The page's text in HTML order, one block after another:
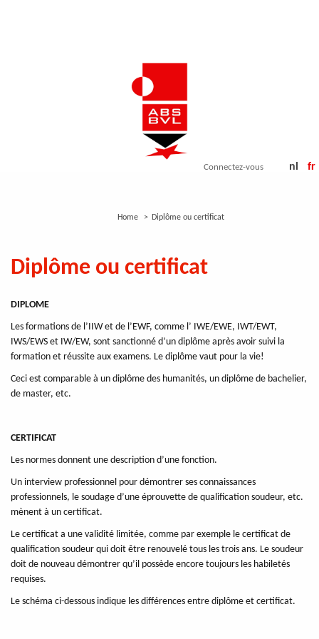
Connectez-vous nl fr
Home Diplôme ou certificat
Diplôme ou certificat
DIPLOME
Les formations de l’IIW et de l’EWF, comme l’ IWE/EWE, IWT/EWT,
IWS/EWS et IW/EW, sont sanctionné d’un diplôme après avoir suivi la
formation et réussite aux examens. Le diplôme vaut pour la vie!
Ceci est comparable à un diplôme des humanités, un diplôme de bachelier,
de master, etc.
CERTIFICAT
Les normes donnent une description d’une fonction.
Un interview professionnel pour démontrer ses connaissances
professionnels, le soudage d’une éprouvette de qualification soudeur, etc.
mènent à un certificat.
Le certificat a une validité limitée, comme par exemple le certificat de
qualification soudeur qui doit être renouvelé tous les trois ans. Le soudeur
doit de nouveau démontrer qu’il possède encore toujours les habiletés
requises.
Le schéma ci-dessous indique les différences entre diplôme et certificat.